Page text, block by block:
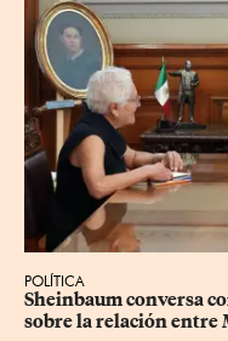
POLÍTICA
Sheinbaum conversa
sobre la relación entre